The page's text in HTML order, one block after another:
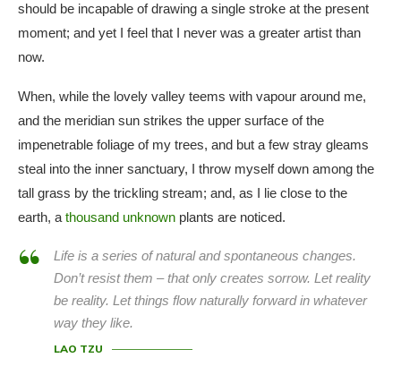
should be incapable of drawing a single stroke at the present
moment; and yet I feel that I never was a greater artist than
now.
When, while the lovely valley teems with vapour around me,
and the meridian sun strikes the upper surface of the
impenetrable foliage of my trees, and but a few stray gleams
steal into the inner sanctuary, I throw myself down among the
tall grass by the trickling stream; and, as I lie close to the
earth, a thousand unknown plants are noticed.
Life is a series of natural and spontaneous changes.
Don’t resist them – that only creates sorrow. Let reality
be reality. Let things flow naturally forward in whatever
way they like.
LAO TZU